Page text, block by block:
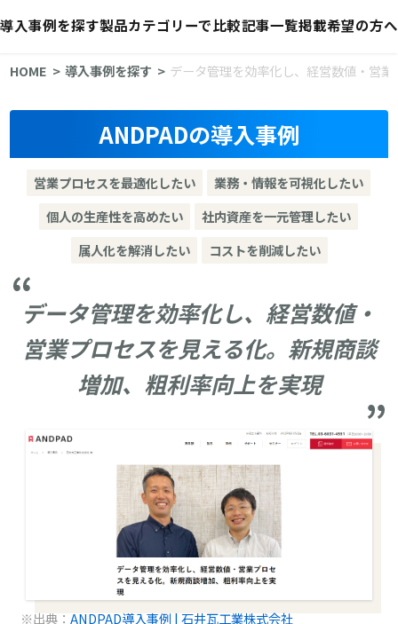
導入事例を探す製品カテゴリーで比較記事一覧掲載希望の方へ
HOME 導入事例を探す データ管理を効率化し、経営数値・営
ANDPADの導入事例
営業プロセスを最適化したい
業務・情報を可視化したい
個人の生産性を高めたい
社内資産を一元管理したい
属人化を解消したい
コストを削減したい
データ管理を効率化し、経営数値・
営業プロセスを見える化。新規商談
増加、粗利率向上を実現
※出典： ANDPAD導入事例 | 石井瓦工業株式会社